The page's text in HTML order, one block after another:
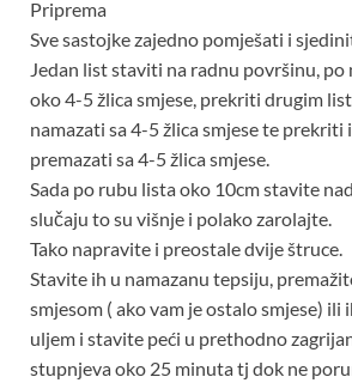
Priprema
Sve sastojke zajedno pomješati i
Jedan list staviti na radnu površinu, po
oko 4-5 žlica smjese, prekriti drugim
namazati sa 4-5 žlica smjese te
premazati sa 4-5 žlica smjese.
Sada po rubu lista oko 10cm stavite
slučaju to su višnje i polako zarolajte.
Tako napravite i preostale dvije štruce.
Stavite ih u namazanu tepsiju,
smjesom ( ako vam je ostalo smjese) ili
uljem i stavite peći u prethodno
stupnjeva oko 25 minuta tj dok ne